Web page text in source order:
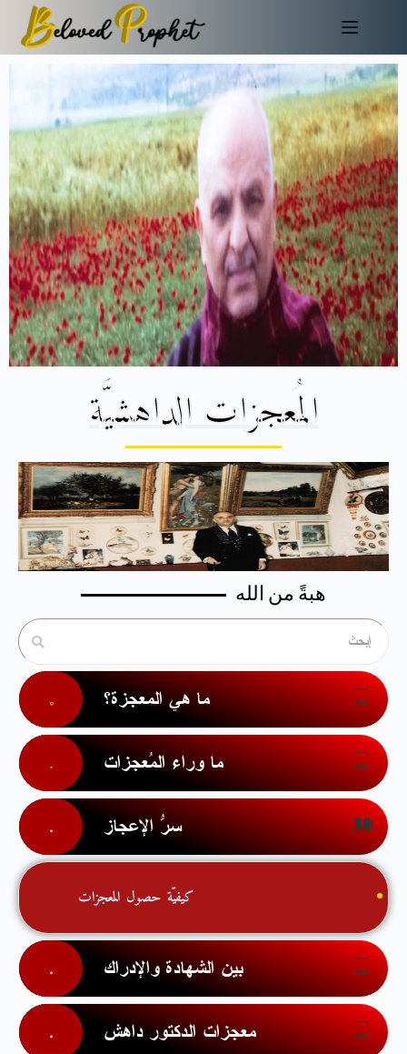
المُعجزات الداهشيَّة
هبةً من الله
ما هي المعجزة؟
ما وراء المُعجزات
سرُّ الإعجاز
كيفيّة حصول المعجزات
بين الشهادة والإدراك
معجزات الدكتور داهش